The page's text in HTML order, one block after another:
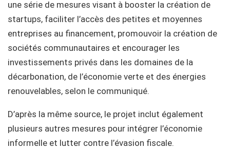
une série de mesures visant à booster la création de
startups, faciliter l’accès des petites et moyennes
entreprises au financement, promouvoir la création de
sociétés communautaires et encourager les
investissements privés dans les domaines de la
décarbonation, de l’économie verte et des énergies
renouvelables, selon le communiqué.
D’après la même source, le projet inclut également
plusieurs autres mesures pour intégrer l’économie
informelle et lutter contre l’évasion fiscale.